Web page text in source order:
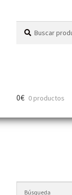
0€ 0 productos